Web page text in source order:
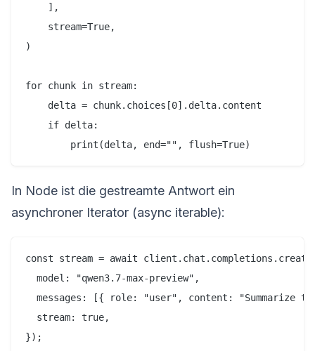
    ],
    stream=True,
)
for chunk in stream:
    delta = chunk.choices[0].delta.content
    if delta:
In Node ist die gestreamte Antwort ein
asynchroner Iterator (async iterable):
const stream = await
  model: "qwen3.7-max-preview",
messages: [{ role: "user", content: "Summarize
  stream: true,
});